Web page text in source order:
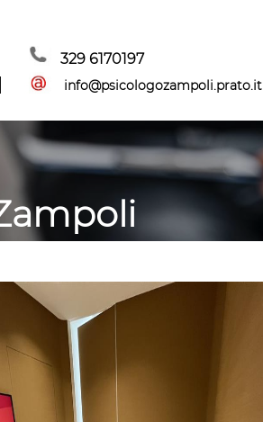
329 6170197
info@psicologozampoli.prato.it